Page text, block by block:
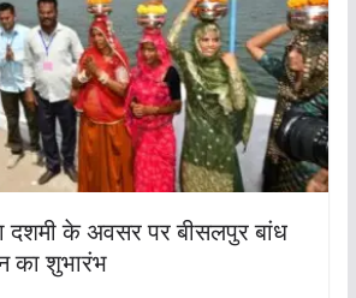
दशमी के अवसर पर बीसलपुर बांध
का शुभारंभ